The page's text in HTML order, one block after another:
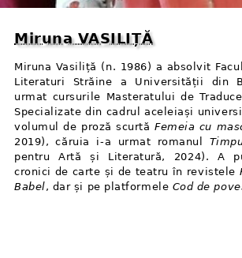
Miruna VASILIȚĂ
Miruna Vasiliță (n. 1986) a absolvit
Literaturi Străine a Universității din
urmat cursurile Masteratului de
Specializate din cadrul aceleiași
volumul de proză scurtăFemeia cu
2019), căruia i⁠-⁠a urmat romanul
pentru Artă și Literatură, 2024). A
cronici de carte și de teatru în revistele
Babel, dar și pe platformele Cod de